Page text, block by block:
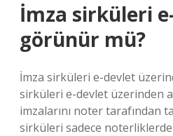
İmza sirküleri
görünür mü?
İmza sirküleri e-devlet
sirküleri e-devlet üzerinden
imzalarını noter tarafından
sirküleri sadece